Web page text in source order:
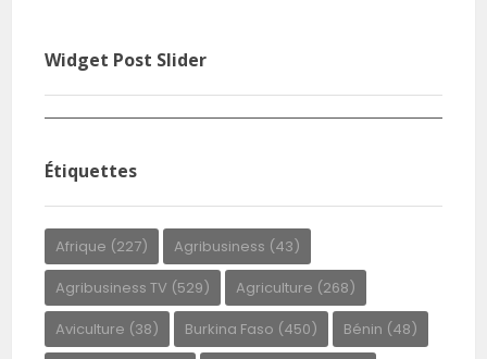
Widget Post Slider
Tremplin : Les 4 jours qui transforment
Étiquettes
Afrique (227) Agribusiness (43)
Agribusiness TV (529) Agriculture (268)
Aviculture (38) Burkina Faso (450) Bénin (48)